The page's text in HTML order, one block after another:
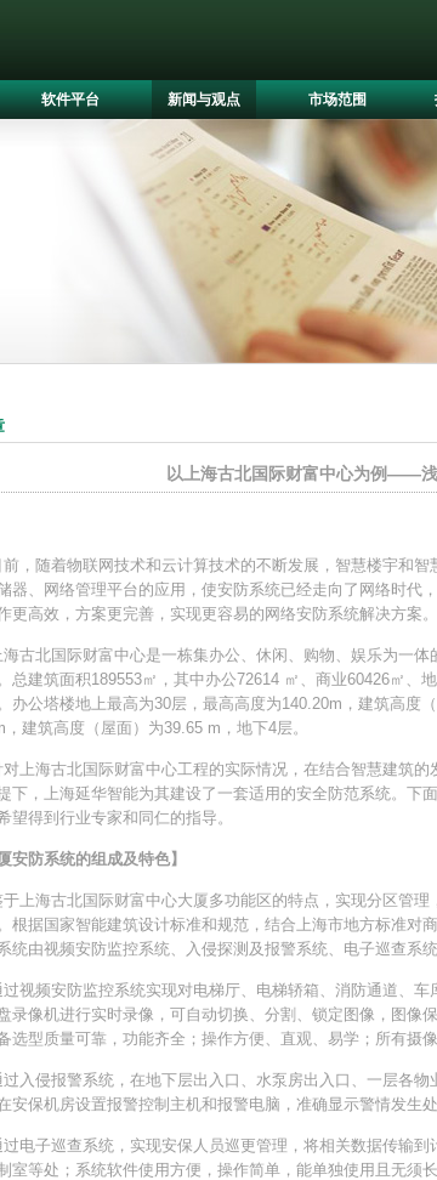
软件平台 新闻与观点 市场范围
以上海古北国际财富中心为例——
随着物联网技术和云计算技术的不断发展，智慧楼宇和智
器、网络管理平台的应用，使安防系统已经走向了网络时代
更高效，方案更完善，实现更容易的网络安防系统解决方案。
北国际财富中心是一栋集办公、休闲、购物、娱乐为一体
总建筑面积189553㎡，其中办公72614 ㎡、商业60426㎡、
办公塔楼地上最高为30层，最高高度为140.20m，建筑高度
，建筑高度（屋面）为39.65 m，地下4层。
海古北国际财富中心工程的实际情况，在结合智慧建筑的
下，上海延华智能为其建设了一套适用的安全防范系统。下
望得到行业专家和同仁的指导。
安防系统的组成及特色】
海古北国际财富中心大厦多功能区的特点，实现分区管理
根据国家智能建筑设计标准和规范，结合上海市地方标准对
统由视频安防监控系统、入侵探测及报警系统、电子巡查系统
频安防监控系统实现对电梯厅、电梯轿箱、消防通道、车
录像机进行实时录像，可自动切换、分割、锁定图像，图像
选型质量可靠，功能齐全；操作方便、直观、易学；所有摄
侵报警系统，在地下层出入口、水泵房出入口、一层各物
安保机房设置报警控制主机和报警电脑，准确显示警情发生
子巡查系统，实现安保人员巡更管理，将相关数据传输到
室等处；系统软件使用方便，操作简单，能单独使用且无须